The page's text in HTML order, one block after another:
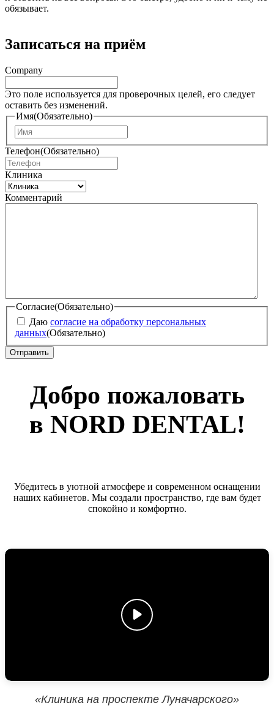
обязывает.
Записаться на приём
Company
Это поле используется для проверочных целей, его следует
оставить без изменений.
Имя(Обязательно)
м
Телефон(Обязательно)
Клиника
Комментарий
Согласие(Обязательно)
Даю согласие на обработку персональных
данных(Обязательно)
Добро пожаловать
в NORD DENTAL!
Убедитесь в уютной атмосфере и современном оснащении
наших кабинетов. Мы создали пространство, где вам будет
спокойно и комфортно.
«Клиника на проспекте Луначарского»